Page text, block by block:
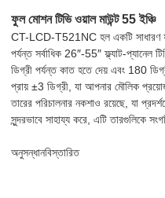
ফুল মোশন টিভি ওয়াল মাউন্ট 55 ইঞ্চি
CT-LCD-T521NC হল একটি সাধারণ
পর্যন্ত সর্বাধিক 26″-55″ ফ্ল্যাট-প্যানেল
ডিগ্রী পর্যন্ত কাত হতে দেয় এবং 180
প্রায় ±3 ডিগ্রী, যা আপনার মৌলিক
তারের পরিচালনার নকশাও রয়েছে, যা
সুন্দরভাবে সাহায্য করে, এটি তারগুলিকে
অনুসন্ধানবিস্তারিত